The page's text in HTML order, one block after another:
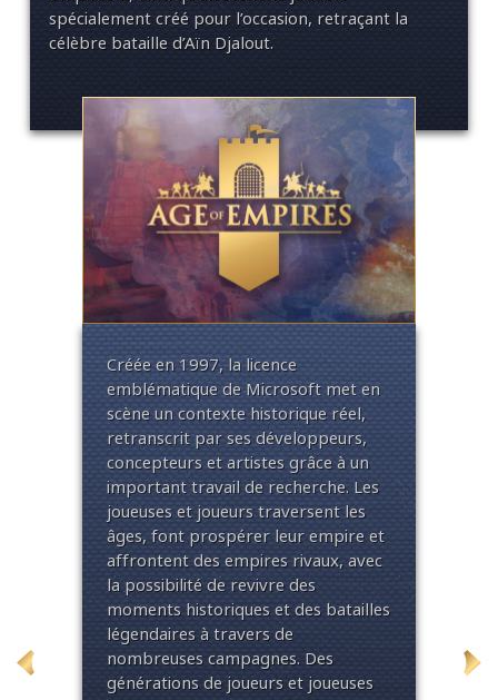
spécialement créé pour l’occasion, retraçant la
célèbre bataille d’Aïn Djalout.
Crééeen1997, lalicence
emblématiquede Microsoft meten
scèneuncontextehistoriqueréel,
retranscritparsesdéveloppeurs,
concepteursetartistesgrâce àun
importanttravail de recherche. Les
joueusesetjoueurstraversentles
âges, fontprospérerleurempire et
affrontentdes empiresrivaux, avec
lapossibilitéderevivredes
momentshistoriqueset des batailles
légendairesà travers de
nombreusescampagnes. Des
générationsde joueursetjoueuses